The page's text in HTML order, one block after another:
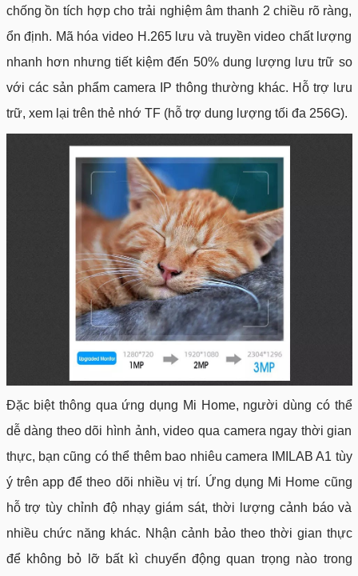
chống ồn tích hợp cho trải nghiệm âm thanh 2 chiều rõ ràng,
ổn định. Mã hóa video H.265 lưu và truyền video chất lượng
nhanh hơn nhưng tiết kiệm đến 50% dung lượng lưu trữ so
với các sản phẩm camera IP thông thường khác. Hỗ trợ lưu
trữ, xem lại trên thẻ nhớ TF (hỗ trợ dung lượng tối đa 256G).
Đặc biệt thông qua ứng dụng Mi Home, người dùng có thể
dễ dàng theo dõi hình ảnh, video qua camera ngay thời gian
thực, bạn cũng có thể thêm bao nhiêu camera IMILAB A1 tùy
ý trên app để theo dõi nhiều vị trí. Ứng dụng Mi Home cũng
hỗ trợ tùy chỉnh độ nhạy giám sát, thời lượng cảnh báo và
nhiều chức năng khác. Nhận cảnh bảo theo thời gian thực
để không bỏ lỡ bất kì chuyển động quan trọng nào trong